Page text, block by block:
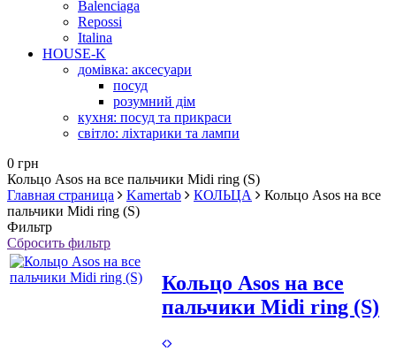
Balenciaga
Repossi
Italina
HOUSE-K
домівка: аксесуари
посуд
розумний дім
кухня: посуд та прикраси
світло: ліхтарики та лампи
0 грн
Кольцо Asos на все пальчики Midi ring (S)
Главная страница
Kamertab КОЛЬЦА
Кольцо Asos на все
пальчики Midi ring (S)
Фильтр
Сбросить фильтр
Кольцо Asos на все
пальчики Midi ring (S)